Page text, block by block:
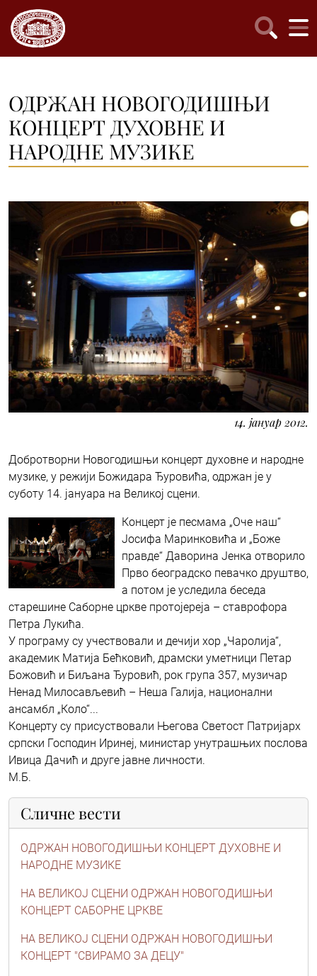
ОДРЖАН НОВОГОДИШЊИ
КОНЦЕРТ ДУХОВНЕ И
НАРОДНЕ МУЗИКЕ
14. јануар 2012.
Добротворни Новогодишњи концерт духовне и народне
музике, у режији Божидара Ђуровића, одржан је у
суботу 14. јануара на Великој сцени.
Концерт је песмама „Оче наш“
Јосифа Маринковића и „Боже
правде“ Даворина Јенка отворило
Прво београдско певачко друштво,
а потом је уследила беседа
старешине Саборне цркве протојереја – ставрофора
Петра Лукића.
У програму су учествовали и дечији хор „Чаролија“,
академик Матија Бећковић, драмски уметници Петар
Божовић и Биљана Ђуровић, рок група 357, музичар
Ненад Милосављевић – Неша Галија, национални
ансамбл „Коло“...
Концерту су присуствовали Његова Светост Патријарх
српски Господин Иринеј, министар унутрашњих послова
Ивица Дачић и друге јавне личности.
М.Б.
Сличне вести
ОДРЖАН НОВОГОДИШЊИ КОНЦЕРТ ДУХОВНЕ И
НАРОДНЕ МУЗИКЕ
НА ВЕЛИКОЈ СЦЕНИ ОДРЖАН НОВОГОДИШЊИ
КОНЦЕРТ САБОРНЕ ЦРКВЕ
НА ВЕЛИКОЈ СЦЕНИ ОДРЖАН НОВОГОДИШЊИ
КОНЦЕРТ "СВИРАМО ЗА ДЕЦУ"